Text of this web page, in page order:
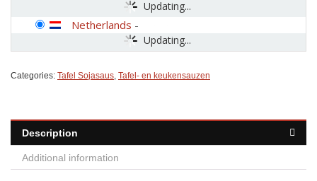
Updating...
Updating...
Netherlands -
Categories: Tafel Sojasaus, Tafel- en keukensauzen
Description
Additional information